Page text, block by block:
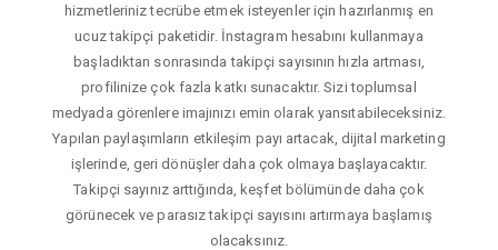
hizmetleriniz tecrübe etmek isteyenler için hazırlanmış en
ucuz takipçi paketidir. İnstagram hesabını kullanmaya
başladıktan sonrasında takipçi sayısının hızla artması,
profilinize çok fazla katkı sunacaktır. Sizi toplumsal
medyada görenlere imajınızı emin olarak yansıtabileceksiniz.
Yapılan paylaşımların etkileşim payı artacak, dijital marketing
işlerinde, geri dönüşler daha çok olmaya başlayacaktır.
Takipçi sayınız arttığında, keşfet bölümünde daha çok
görünecek ve parasız takipçi sayısını artırmaya başlamış
olacaksınız.